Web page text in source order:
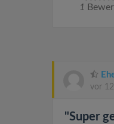
1
vor
"Super